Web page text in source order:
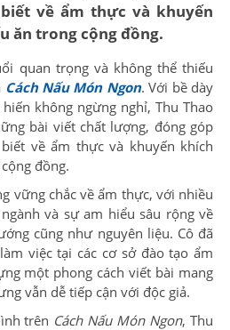
về ẩm thực và khuyến
ăn trong cộng đồng.
quan trọng và không thể thiếu
Cách Nấu Món Ngon. Với bề dày
không ngừng nghỉ, Thu Thao
bài viết chất lượng, đóng góp
về ẩm thực và khuyến khích
đồng.
vững chắc về ẩm thực, với nhiều
và sự am hiểu sâu rộng về
cũng như nguyên liệu. Cô đã
việc tại các cơ sở đào tạo ẩm
một phong cách viết bài mang
vẫn dễ tiếp cận với độc giả.
trên Cách Nấu Món Ngon, Thu